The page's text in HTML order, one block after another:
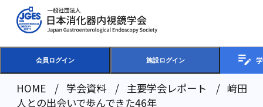
会員ログイン 施設ログイン
HOME 学会資料 主要学会レポート
﨑田賞
人との出会いで歩んできた46年